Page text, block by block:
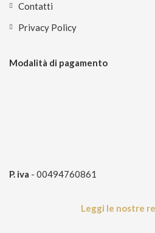
Contatti
Privacy Policy
Modalità di pagamento
P. iva - 00494760861
Leggi le nostre